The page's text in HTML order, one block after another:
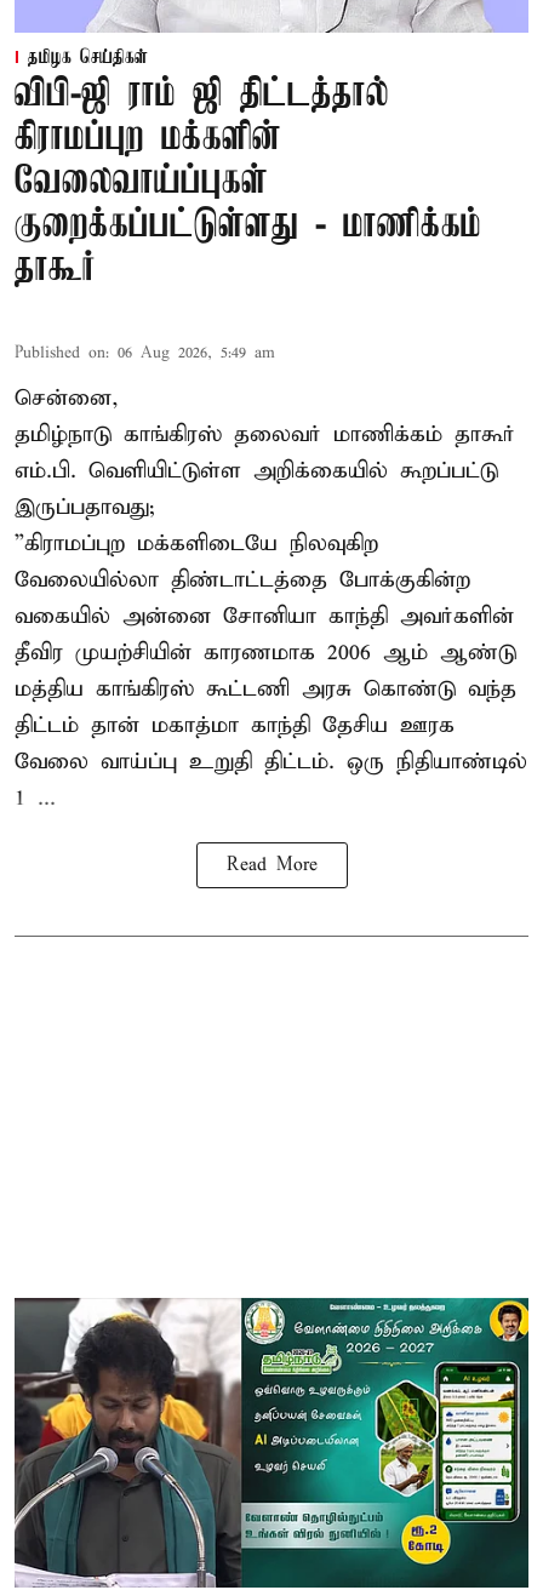
தமிழக செய்திகள்
விபி-ஜி ராம் ஜி திட்டத்தால்
கிராமப்புற மக்களின்
வேலைவாய்ப்புகள்
குறைக்கப்பட்டுள்ளது - மாணிக்கம்
தாகூர்
Published on: 06 Aug 2026, 5:49 am
சென்னை,
தமிழ்நாடு காங்கிரஸ் தலைவர் மாணிக்கம் தாகூர்
எம்.பி. வெளியிட்டுள்ள அறிக்கையில் கூறப்பட்டு
இருப்பதாவது;
”கிராமப்புற மக்களிடையே நிலவுகிற
வேலையில்லா திண்டாட்டத்தை போக்குகின்ற
வகையில் அன்னை சோனியா காந்தி அவர்களின்
தீவிர முயற்சியின் காரணமாக 2006 ஆம் ஆண்டு
மத்திய காங்கிரஸ் கூட்டணி அரசு கொண்டு வந்த
திட்டம் தான் மகாத்மா காந்தி தேசிய ஊரக
வேலை வாய்ப்பு உறுதி திட்டம். ஒரு நிதியாண்டில்
1 ...
Read More